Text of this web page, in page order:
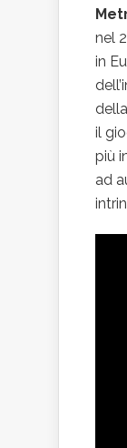
nel
in
il
più
ad